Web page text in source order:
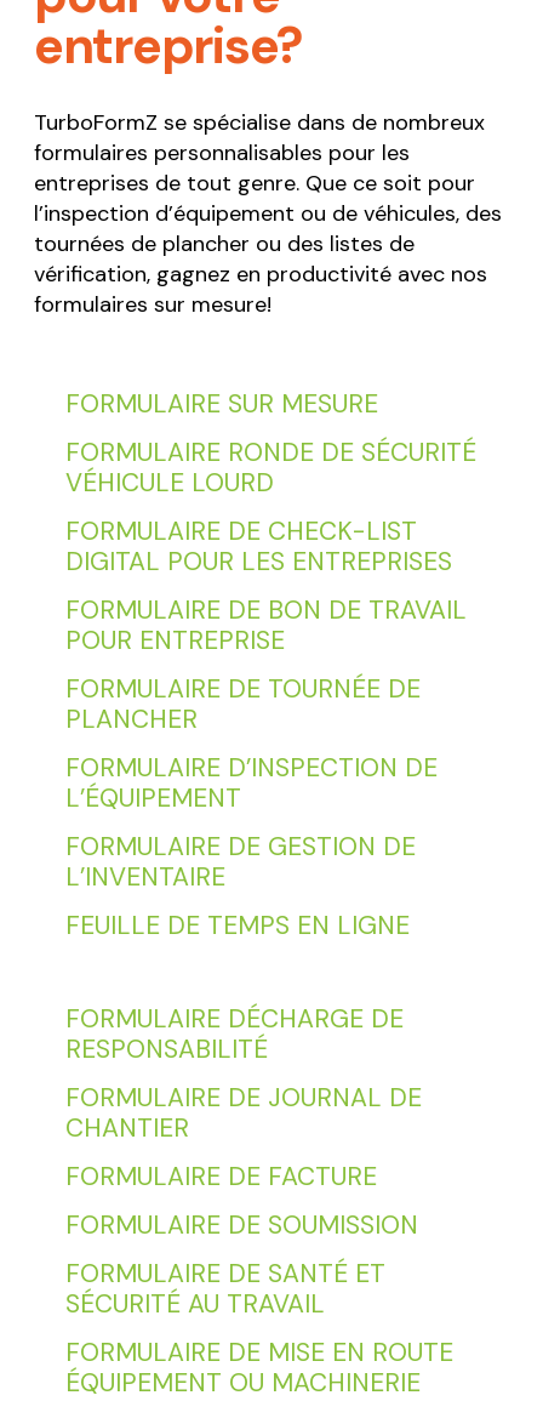
entreprise?
TurboFormZ se spécialise dans de nombreux
formulaires personnalisables pour les
entreprises de tout genre. Que ce soit pour
l’inspection d’équipement ou de véhicules, des
tournées de plancher ou des listes de
vérification, gagnez en productivité avec nos
formulaires sur mesure!
FORMULAIRE SUR MESURE
FORMULAIRE RONDE DE SÉCURITÉ
VÉHICULE LOURD
FORMULAIRE DE CHECK-LIST
DIGITAL POUR LES ENTREPRISES
FORMULAIRE DE BON DE TRAVAIL
POUR ENTREPRISE
FORMULAIRE DE TOURNÉE DE
PLANCHER
FORMULAIRE D’INSPECTION DE
L’ÉQUIPEMENT
FORMULAIRE DE GESTION DE
L’INVENTAIRE
FEUILLE DE TEMPS EN LIGNE
FORMULAIRE DÉCHARGE DE
RESPONSABILITÉ
FORMULAIRE DE JOURNAL DE
CHANTIER
FORMULAIRE DE FACTURE
FORMULAIRE DE SOUMISSION
FORMULAIRE DE SANTÉ ET
SÉCURITÉ AU TRAVAIL
FORMULAIRE DE MISE EN ROUTE
ÉQUIPEMENT OU MACHINERIE